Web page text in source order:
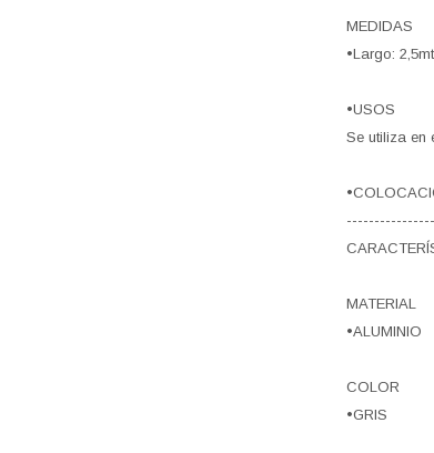
MEDIDAS
•Largo:
•USOS
Se utiliza en
MATERIAL
•ALUMINIO
COLOR
•GRIS